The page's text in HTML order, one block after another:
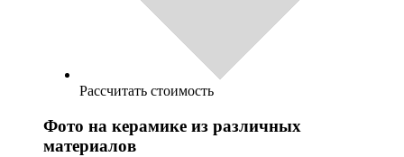
Рассчитать стоимость
Фото на керамике из различных
материалов